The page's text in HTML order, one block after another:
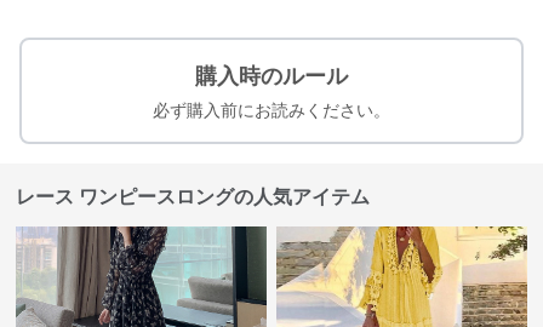
購入時のルール
必ず購入前にお読みください。
レース ワンピースロングの人気アイテム